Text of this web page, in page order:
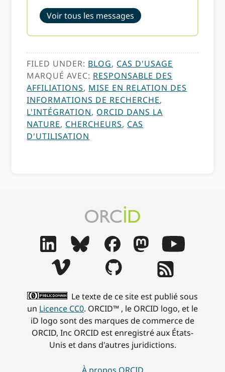
Voir tous les messages
FILED UNDER: BLOG, CAS D'USAGE
MARQUÉ AVEC: RESPONSABLE DES
AFFILIATIONS, MISE EN RELATION DES
INFORMATIONS DE RECHERCHE,
L'INTÉGRATION, ORCID DANS LA
NATURE, CHERCHEURS, CAS
D'UTILISATION
Le texte de ce site est publié sous
un Licence CC0. ORCID™ , le ORCID logo, et le
iD logo sont des marques de commerce de
ORCID, Inc ORCID est enregistré aux États-
Unis et dans d'autres juridictions.